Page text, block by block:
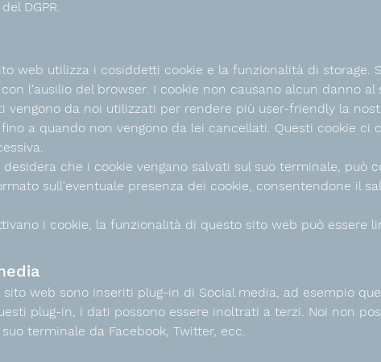
DGPR.
web utilizza i cosiddetti cookie e la funzionalità di storage.
l'ausilio del browser. I cookie non causano alcun danno al
vengono da noi utilizzati per rendere più user-friendly la
a quando non vengono da lei cancellati. Questi cookie ci
desidera che i cookie vengano salvati sul suo terminale, può
sull'eventuale presenza dei cookie, consentendone il
i cookie, la funzionalità di questo sito web può essere
sito web sono inseriti plug-in di Social media, ad esempio
plug-in, i dati possono essere inoltrati a terzi. Noi non
terminale da Facebook, Twitter, ecc.